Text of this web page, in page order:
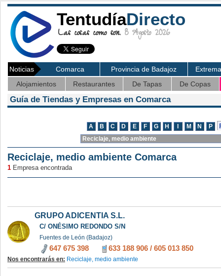
TentudíaDirecto
Las cosas como son. 8 Agosto 2026
Noticias Comarca Provincia de Badajoz
Alojamientos
Restaurantes De Tapas De Copas
Guía de Tiendas y Empresas en Comarca
Reciclaje, medio ambiente Comarca
1 Empresa encontrada
GRUPO ADICENTIA S.L.
C/ ONÉSIMO REDONDO S/N
Fuentes de León (Badajoz)
647 675 398 633 188 906 / 605 013 850
Nos encontrarás en: Reciclaje, medio ambiente